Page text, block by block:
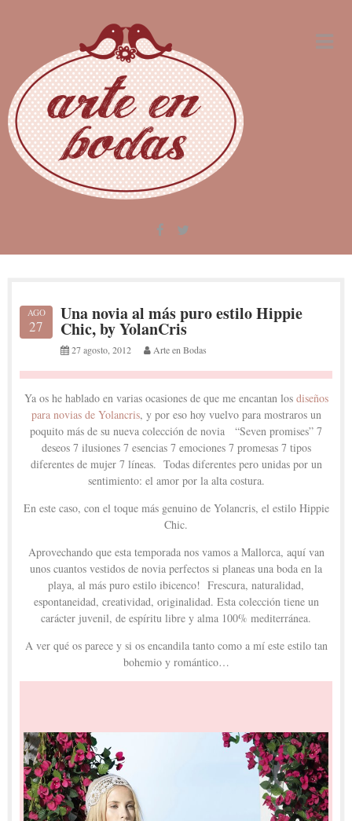
AGO
27
Una novia al más puro estilo Hippie
Chic, by YolanCris
27 agosto, 2012 Arte en Bodas
Ya os he hablado en varias ocasiones de que me encantan los diseños
para novias de Yolancris, y por eso hoy vuelvo para mostraros un
poquito más de su nueva colección de novia “Seven promises” 7
deseos 7 ilusiones 7 esencias 7 emociones 7 promesas 7 tipos
diferentes de mujer 7 líneas. Todas diferentes pero unidas por un
sentimiento: el amor por la alta costura.
En este caso, con el toque más genuino de Yolancris, el estilo Hippie
Chic.
Aprovechando que esta temporada nos vamos a Mallorca, aquí van
unos cuantos vestidos de novia perfectos si planeas una boda en la
playa, al más puro estilo ibicenco! Frescura, naturalidad,
espontaneidad, creatividad, originalidad. Esta colección tiene un
carácter juvenil, de espíritu libre y alma 100% mediterránea.
A ver qué os parece y si os encandila tanto como a mí este estilo tan
bohemio y romántico…